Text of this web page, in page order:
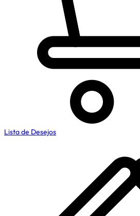
Lista de Desejos